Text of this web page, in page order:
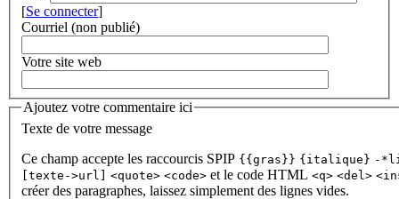
[Se connecter]
Courriel (non publié)
Votre site web
Ajoutez votre commentaire ici
Texte de votre message
Ce champ accepte les raccourcis SPIP {{gras}} {italique} -
[texte->url] <quote> <code> et le code HTML <q> <del>
créer des paragraphes, laissez simplement des lignes vides.